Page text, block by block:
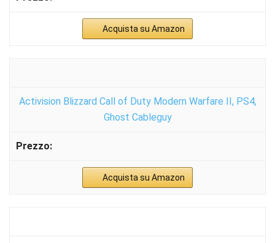
Acquista su Amazon
Activision Blizzard Call of Duty Modern Warfare II, PS4,
Ghost Cableguy
Acquista su Amazon